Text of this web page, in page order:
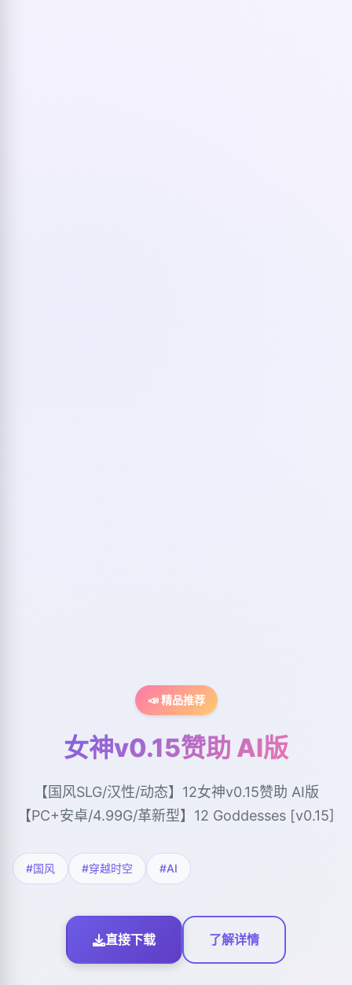
📣 精品推荐
女神v0.15赞助 AI版
【国风SLG/汉性/动态】12女神v0.15赞助 AI版
【PC+安卓/4.99G/革新型】12 Goddesses [v0.15]
#国风 #穿越时空 #AI
直接下载 了解详情